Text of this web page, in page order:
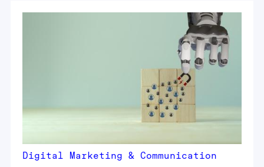
Digital Marketing & Communication